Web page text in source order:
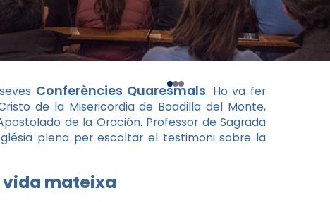
Conferències Quaresmals. Ho va fer
de la Misericordia de Boadilla del Monte,
de la Oración. Professor de Sagrada
plena per escoltar el testimoni sobre la
mateixa